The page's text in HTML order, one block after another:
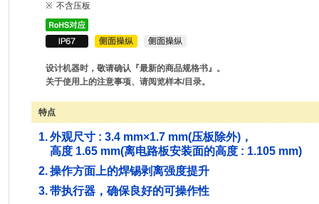
※ 不含压板
设计机器时，敬请确认『最新的商品规格书』。
关于使用上的注意事项、请阅览样本/目录。
特点
1.外观尺寸 : 3.4 mm×1.7 mm(压板除外)，
高度 1.65 mm(离电路板安装面的高度 : 1.105 mm)
2.操作方面上的焊锡剥离强度提升
3.带执行器，确保良好的可操作性